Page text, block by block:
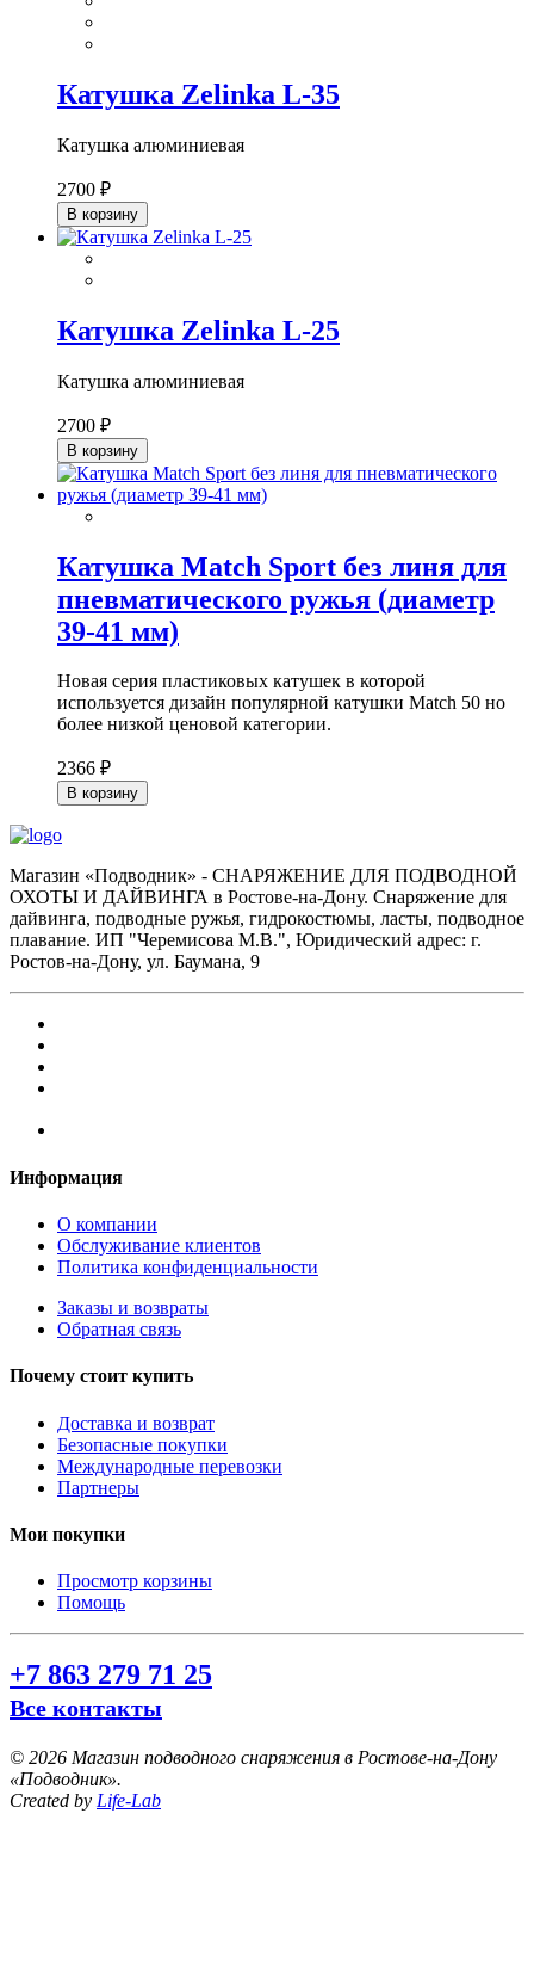
Катушка Zelinka L-35
Катушка алюминиевая
2700 ₽
В корзину
Катушка Zelinka L-25
Катушка алюминиевая
2700 ₽
В корзину
Катушка Match Sport без линя для
пневматического ружья (диаметр
39-41 мм)
Новая серия пластиковых катушек в которой
используется дизайн популярной катушки Match 50 но
более низкой ценовой категории.
2366 ₽
В корзину
Магазин «Подводник» - СНАРЯЖЕНИЕ ДЛЯ ПОДВОДНОЙ
ОХОТЫ И ДАЙВИНГА в Ростове-на-Дону. Снаряжение для
дайвинга, подводные ружья, гидрокостюмы, ласты, подводное
плавание. ИП "Черемисова М.В.", Юридический адрес: г.
Ростов-на-Дону, ул. Баумана, 9
Информация
О компании
Обслуживание клиентов
Политика конфиденциальности
Заказы и возвраты
Обратная связь
Почему стоит купить
Доставка и возврат
Безопасные покупки
Международные перевозки
Партнеры
Мои покупки
Просмотр корзины
Помощь
+7 863 279 71 25
Все контакты
© 2026 Магазин подводного снаряжения в Ростове-на-Дону
«Подводник».
Created by Life-Lab